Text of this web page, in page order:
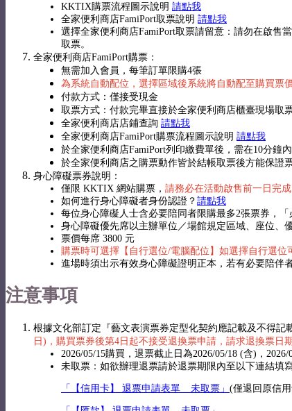
KKTIX購票流程圖示說明 請點我
全家便利商店FamiPort取票說明 請點我
選擇全家便利商店FamiPort取票請留意：請勿在啟售
取票。
全家便利商店FamiPort購票：
無需加入會員，每筆訂單限購4張
為系統自動配位，選擇區域後系統將自動配至購買票
付款方式：僅接受現金
取票方式：付款完畢直接於全家便利商店櫃臺現場取
全家便利商店店鋪查詢 請點我
全家便利商店FamiPort購票流程圖示說明 請點我
於全家便利商店FamiPort列印繳費單後，需在10分鐘
於全家便利商店之購票動作皆於結帳取票後方能保證
身心障礙票券說明：
僅限 KKTIX 網站購票， 請務必在活動啟售前一日完成
如何進行身心障礙者身份認證？ 請點我
每位身心障礙人士含必要陪同者限購最多2張票券，
身心障礙優先席以主辦單位／場館規定區域、座位、
票價每席 3800 元
購票時可選擇【自行選位/電腦配位】如選擇自行選
進場時須出示有效身心障礙證明正本，若有必要陪伴
注意事項
根據文化部訂定『藝文表演票券定型化契約應記載及不得記
日)，購買票券後第4日起不接受退換票申請，請求退換票
2026/05/15購買，退票截止日為2026/05/18 (含)，
未取票：如欲辦理退票請於退票期限內至以下連結填
「【信用卡】 退票申請表單 _ 未取票」 (僅退回原信